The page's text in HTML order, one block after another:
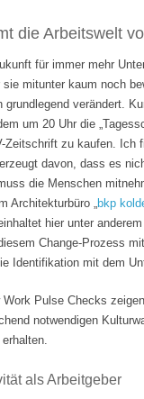
die Arbeitswelt
für immer mehr
mitunter kaum noch
verändert.
um 20 Uhr die
zu kaufen.
davon, dass es
die Menschen
Architekturbüro „bkp
hier unter
Change-Prozess
Identifikation mit dem
Pulse Checks
notwendigen
als Arbeitgeber